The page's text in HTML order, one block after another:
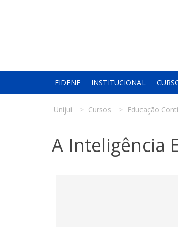
FIDENE INSTITUCIONAL
Unijuí Cursos Educação
A Inteligência